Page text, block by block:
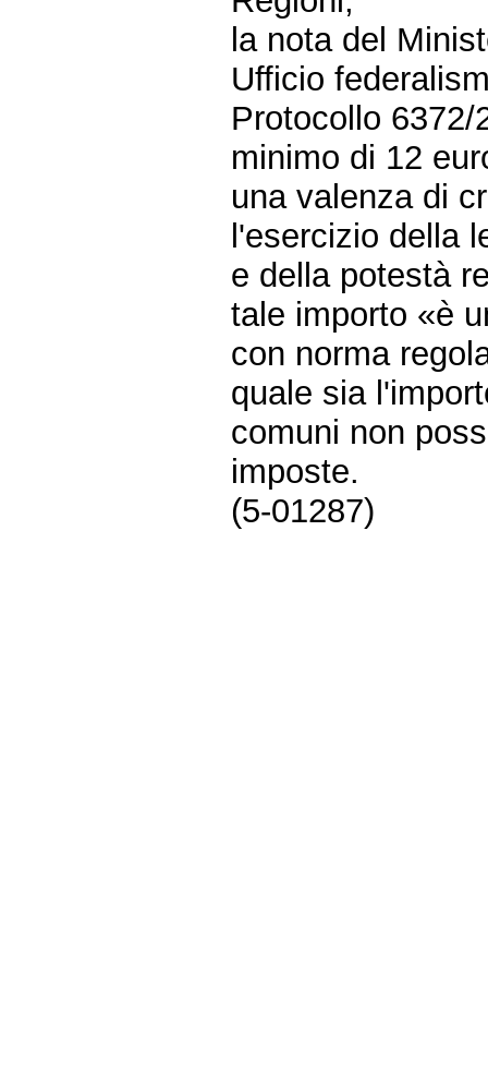
la nota del
Ufficio
Protocollo
minimo di 12
una valenza di
l'esercizio della
e della potestà
tale importo «è
con norma
quale sia
comuni non
imposte.
(5-01287)